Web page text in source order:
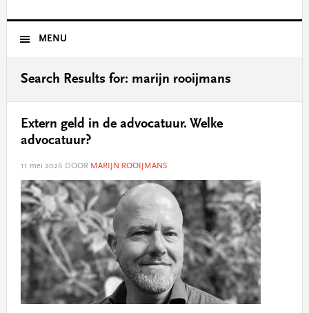
MENU
Search Results for: marijn rooijmans
Extern geld in de advocatuur. Welke
advocatuur?
11 mei 2026 DOOR MARIJN ROOIJMANS